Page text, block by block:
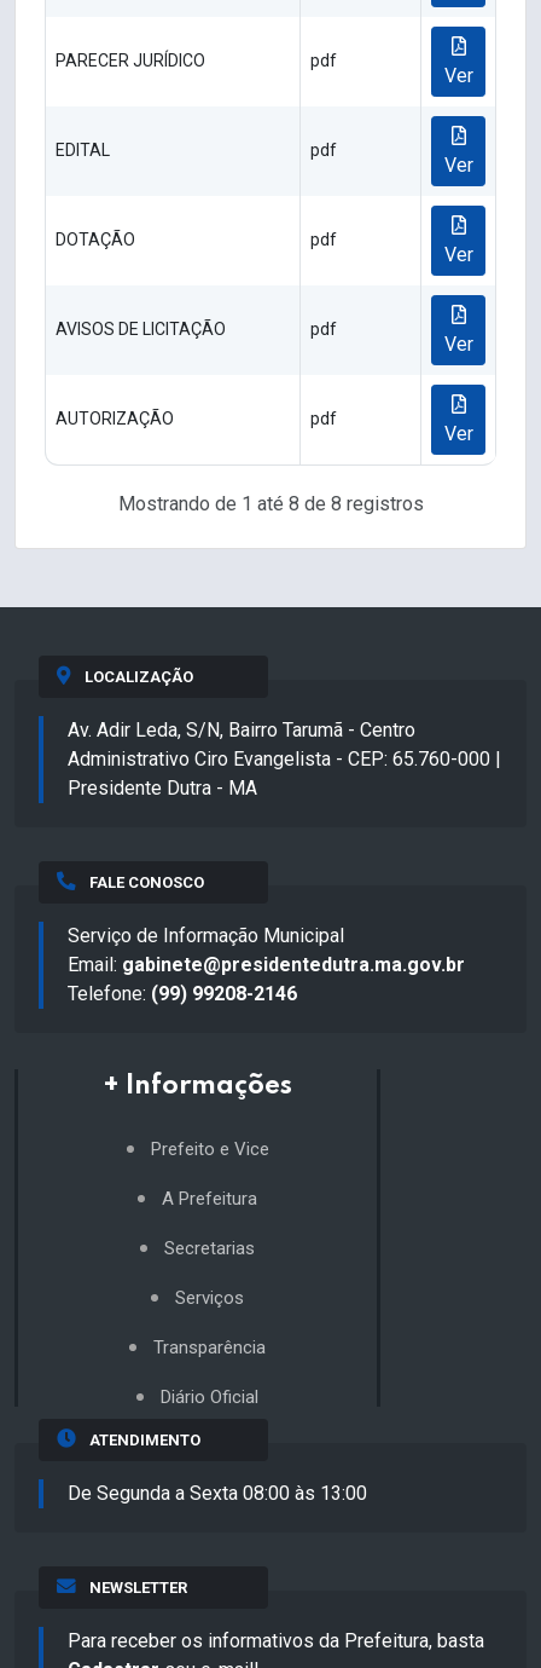
PARECER JURÍDICO pdf
Ver
EDITAL pdf
Ver
DOTAÇÃO pdf
Ver
AVISOS DE LICITAÇÃO pdf
Ver
AUTORIZAÇÃO pdf
Ver
Mostrando de 1 até 8 de 8 registros
LOCALIZAÇÃO
Av. Adir Leda, S/N, Bairro Tarumã - Centro
Administrativo Ciro Evangelista - CEP: 65.760-000 |
Presidente Dutra - MA
FALE CONOSCO
Serviço de Informação Municipal
Email: gabinete@presidentedutra.ma.gov.br
Telefone: (99) 99208-2146
+ Informações
Prefeito e Vice
A Prefeitura
Secretarias
Serviços
Transparência
Diário Oficial
ATENDIMENTO
De Segunda a Sexta 08:00 às 13:00
NEWSLETTER
Para receber os informativos da Prefeitura, basta